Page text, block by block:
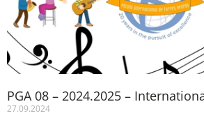
PGA 08 – 2024.2025 –
27.09.2024